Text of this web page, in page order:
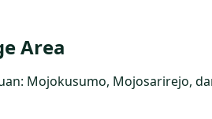
Area
Mojokusumo, Mojosarirejo,